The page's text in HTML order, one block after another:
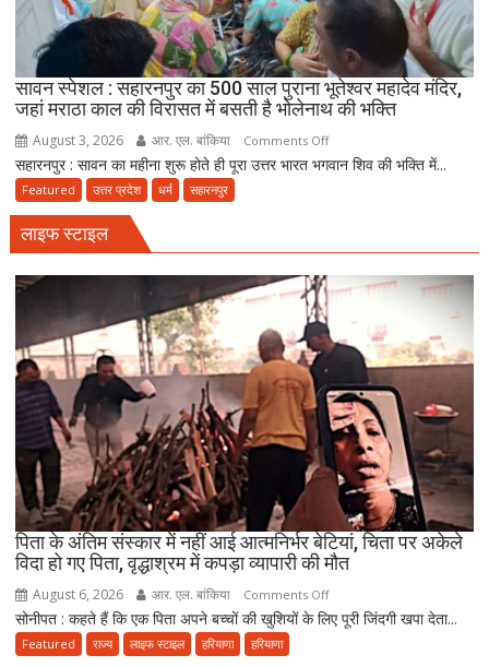
पर
बैठाकर
किलोमीटर
की
सावन स्पेशल : सहारनपुर का 500 साल पुराना भूतेश्वर महादेव मंदिर,
जहां मराठा काल की विरासत में बसती है भोलेनाथ की भक्ति
August 3, 2026 आर. एल. बांकिया Comments Offon
सावन
पुराना
भूतेश्वर
मंदिर,
जहां
मराठा
काल
की
विरासत
में
बसती
है
भोलेनाथ
सहारनपुर : सावन का महीना शुरू होते ही पूरा उत्तर भारत भगवान शिव की भक्ति में...
Featured उत्तर प्रदेश धर्म सहारनपुर
लाइफ स्टाइल
पिता के अंतिम संस्कार में नहीं आई आत्मनिर्भर बेटियां, चिता पर अकेले
विदा हो गए पिता, वृद्धाश्रम में कपड़ा व्यापारी की मौत
August 6, 2026 आर. एल. बांकिया Comments Offon
पिता
सोनीपत : कहते हैं कि एक पिता अपने बच्चों की खुशियों के लिए पूरी जिंदगी खपा देता...
Featured राज्य लाइफ स्टाइल हरियाणा हरियाणा